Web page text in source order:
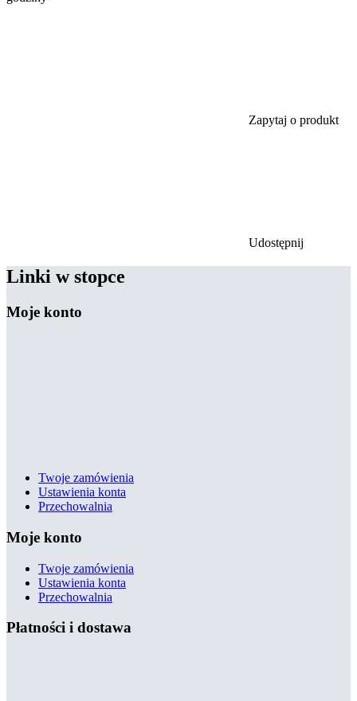
Zapytaj o produkt
Udostępnij
Linki w stopce
Moje konto
Twoje zamówienia
Ustawienia konta
Przechowalnia
Moje konto
Twoje zamówienia
Ustawienia konta
Przechowalnia
Płatności i dostawa